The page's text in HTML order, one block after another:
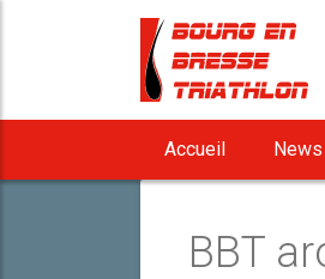
Accueil News
BBT